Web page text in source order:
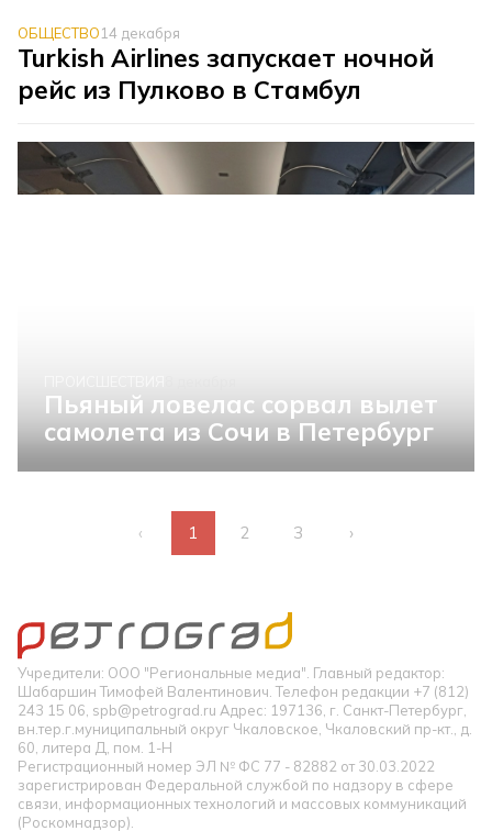
ОБЩЕСТВО14 декабря
Turkish Airlines запускает ночной
рейс из Пулково в Стамбул
Пьяный ловелас сорвал вылет
самолета из Сочи в Петербург
‹ 1 2 3 ›
Учредители: ООО "Региональные медиа". Главный редактор:
Шабаршин Тимофей Валентинович. Телефон редакции +7 (812)
243 15 06, spb@petrograd.ru Адрес: 197136, г. Санкт-Петербург,
вн.тер.г.муниципальный округ Чкаловское, Чкаловский пр-кт., д.
60, литера Д, пом. 1-Н
Регистрационный номер ЭЛ № ФС 77 - 82882 от 30.03.2022
зарегистрирован Федеральной службой по надзору в сфере
связи, информационных технологий и массовых коммуникаций
(Роскомнадзор).